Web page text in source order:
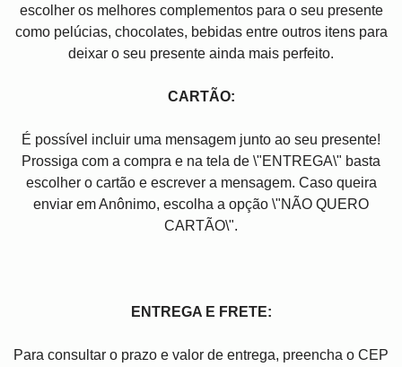
escolher os melhores complementos para o seu presente
como pelúcias, chocolates, bebidas entre outros itens para
deixar o seu presente ainda mais perfeito.
CARTÃO:
É possível incluir uma mensagem junto ao seu presente!
Prossiga com a compra e na tela de \"ENTREGA\" basta
escolher o cartão e escrever a mensagem. Caso queira
enviar em Anônimo, escolha a opção \"NÃO QUERO
CARTÃO\".
ENTREGA E FRETE:
Para consultar o prazo e valor de entrega, preencha o CEP